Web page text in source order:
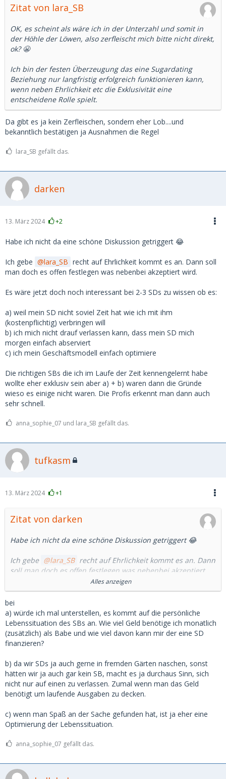
Zitat von lara_SB
OK, es scheint als wäre ich in der Unterzahl und somit in
der Höhle der Löwen, also zerfleischt mich bitte nicht direkt,
ok? 😬
Ich bin der festen Überzeugung das eine Sugardating
Beziehung nur langfristig erfolgreich funktionieren kann,
wenn neben Ehrlichkeit etc die Exklusivität eine
entscheidene Rolle spielt.
Da gibt es ja kein Zerfleischen, sondern eher Lob....und
bekanntlich bestätigen ja Ausnahmen die Regel
lara_SB gefällt das.
darken
13. März 2024 +2
Habe ich nicht da eine schöne Diskussion getriggert 😂
Ich gebe lara_SB recht auf Ehrlichkeit kommt es an. Dann soll
man doch es offen festlegen was nebenbei akzeptiert wird.
Es wäre jetzt doch noch interessant bei 2-3 SDs zu wissen ob es:
a) weil mein SD nicht soviel Zeit hat wie ich mit ihm
(kostenpflichtig) verbringen will
b) ich mich nicht drauf verlassen kann, dass mein SD mich
morgen einfach abserviert
c) ich mein Geschäftsmodell einfach optimiere
Die richtigen SBs die ich im Laufe der Zeit kennengelernt habe
wollte eher exklusiv sein aber a) + b) waren dann die Gründe
wieso es einige nicht waren. Die Profis erkennt man dann auch
sehr schnell.
anna_sophie_07 und lara_SB gefällt das.
tufkasm
13. März 2024 +1
Zitat von darken
Habe ich nicht da eine schöne Diskussion getriggert 😂
Ich gebe lara_SB recht auf Ehrlichkeit kommt es an. Dann
soll man doch es offen festlegen was nebenbei akzeptiert
Es wäre jetzt doch noch interessant bei 2-3 SDs zu wissen
ob es:
a) weil mein SD nicht soviel Zeit hat wie ich mit ihm
(kostenpflichtig) verbringen will
morgen einfach abserviert
c) ich mein Geschäftsmodell einfach optimiere
Die richtigen SBs die ich im Laufe der Zeit kennengelernt
habe wollte eher exklusiv sein aber a) + b) waren dann die
Gründe wieso es einige nicht waren. Die Profis erkennt man
dann auch sehr schnell.
Alles anzeigen
bei
a) würde ich mal unterstellen, es kommt auf die persönliche
Lebenssituation des SBs an. Wie viel Geld benötige ich monatlich
(zusätzlich) als Babe und wie viel davon kann mir der eine SD
finanzieren?
b) da wir SDs ja auch gerne in fremden Gärten naschen, sonst
hätten wir ja auch gar kein SB, macht es ja durchaus Sinn, sich
nicht nur auf einen zu verlassen. Zumal wenn man das Geld
benötigt um laufende Ausgaben zu decken.
c) wenn man Spaß an der Sache gefunden hat, ist ja eher eine
Optimierung der Lebenssituation.
anna_sophie_07 gefällt das.